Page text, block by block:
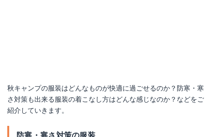
秋キャンプの服装はどんなものが快適に過ごせるのか？防寒・寒
さ対策も出来る服装の着こなし方はどんな感じなのか？などをご
紹介していきます。